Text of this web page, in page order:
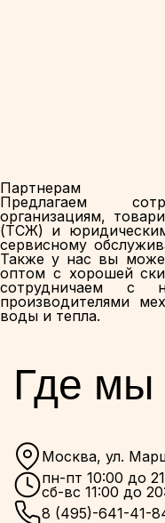
Партнерам
Предлагаем
организациям,
(ТСЖ) и
сервисному
Также у нас вы
оптом с хорошей
сотрудничаем с
производителями
воды и тепла.
Где мы
Москва, ул.
пн-пт 10:00 до
сб-вс 11:00 до
8 (495)-641-41-